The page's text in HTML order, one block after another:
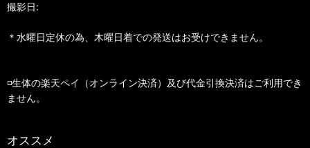
撮影日:
＊水曜日定休の為、木曜日着での発送はお受けできません。
◽️生体の楽天ペイ（オンライン決済）及び代金引換決済はご利用でき
ません。
オススメ